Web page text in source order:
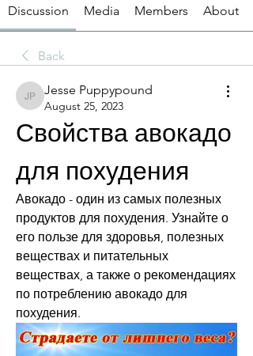
Discussion Media Members About
Back
Jesse Puppypound
Jesse Puppypound
August 25, 2023
Свойства авокадо
для похудения
Авокадо - один из самых полезных
продуктов для похудения. Узнайте о
его пользе для здоровья, полезных
веществах и питательных
веществах, а также о рекомендациях
по потреблению авокадо для
похудения.